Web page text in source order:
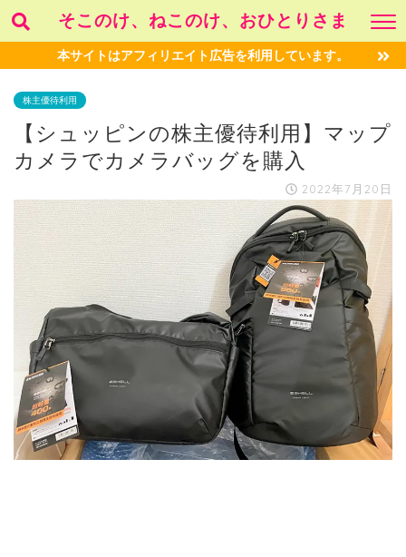
そこのけ、ねこのけ、おひとりさま
本サイトはアフィリエイト広告を利用しています。
株主優待利用
【シュッピンの株主優待利用】マップ
カメラでカメラバッグを購入
2022年7月20日